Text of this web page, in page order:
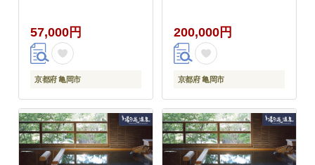
道、沖縄、離島への配
送不可
57,000円
京都府 亀岡市
200,000円
京都府 亀岡市